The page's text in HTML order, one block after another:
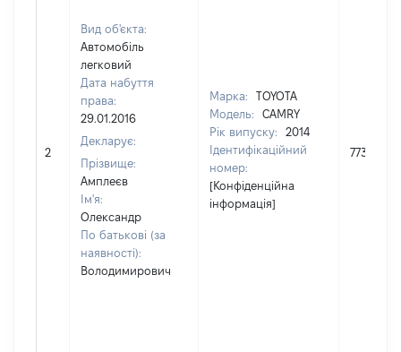
2
Вид об'єкта:
Автомобіль
легковий
Дата набуття
права:
29.01.2016
Декларує:
Прізвище:
Амплеєв
Ім'я:
Олександр
По батькові (за
наявності):
Володимирович
Марка:
TOYOTA
Модель:
CAMRY
Рік випуску:
2014
Ідентифікаційний
номер:
[Конфіденційна
інформація]
773285